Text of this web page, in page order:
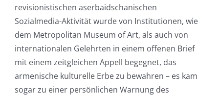
revisionistischen aserbaidschanischen
Sozialmedia-Aktivität wurde von Institutionen, wie
dem Metropolitan Museum of Art, als auch von
internationalen Gelehrten in einem offenen Brief
mit einem zeitgleichen Appell begegnet, das
armenische kulturelle Erbe zu bewahren – es kam
sogar zu einer persönlichen Warnung des